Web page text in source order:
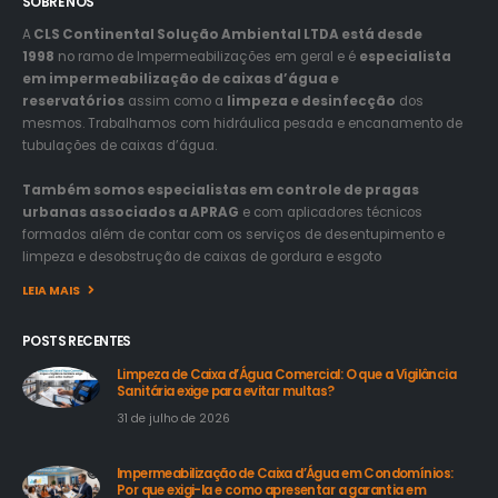
ACLS Continental Solução Ambiental LTDA está desde
1998 no ramo de Impermeabilizações em geral e é especialista
em impermeabilização de caixas d’água e
reservatórios assim como a limpeza e desinfecção dos
mesmos. Trabalhamos com hidráulica pesada e encanamento de
tubulações de caixas d’água.
Também somos especialistas em controle de pragas
urbanas associados a APRAG e com aplicadores técnicos
formados além de contar com os serviços de desentupimento e
limpeza e desobstrução de caixas de gordura e esgoto
LEIA MAIS
POSTS RECENTES
Limpeza de Caixa d’Água Comercial: O que a Vigilância
Sanitária exige para evitar multas?
31 de julho de 2026
Impermeabilização de Caixa d’Água em Condomínios:
Por que exigi-la e como apresentar a garantia em